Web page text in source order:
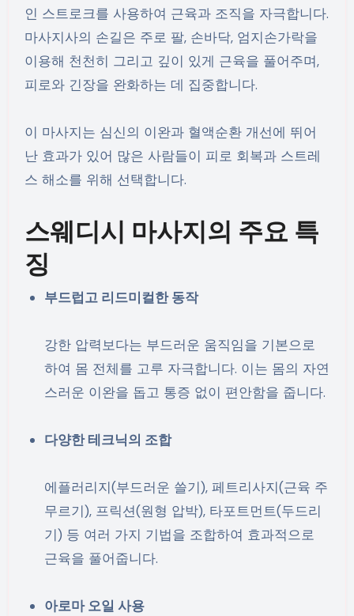
인 스트로크를 사용하여 근육과 조직을 자극합니다.
마사지사의 손길은 주로 팔, 손바닥, 엄지손가락을
이용해 천천히 그리고 깊이 있게 근육을 풀어주며,
피로와 긴장을 완화하는 데 집중합니다.
이 마사지는 심신의 이완과 혈액순환 개선에 뛰어
난 효과가 있어 많은 사람들이 피로 회복과 스트레
스 해소를 위해 선택합니다.
스웨디시 마사지의 주요 특
징
부드럽고 리드미컬한 동작
강한 압력보다는 부드러운 움직임을 기본으로
하여 몸 전체를 고루 자극합니다. 이는 몸의 자연
스러운 이완을 돕고 통증 없이 편안함을 줍니다.
다양한 테크닉의 조합
에플러리지(부드러운 쓸기), 페트리사지(근육 주
무르기), 프릭션(원형 압박), 타포트먼트(두드리
기) 등 여러 가지 기법을 조합하여 효과적으로
근육을 풀어줍니다.
아로마 오일 사용